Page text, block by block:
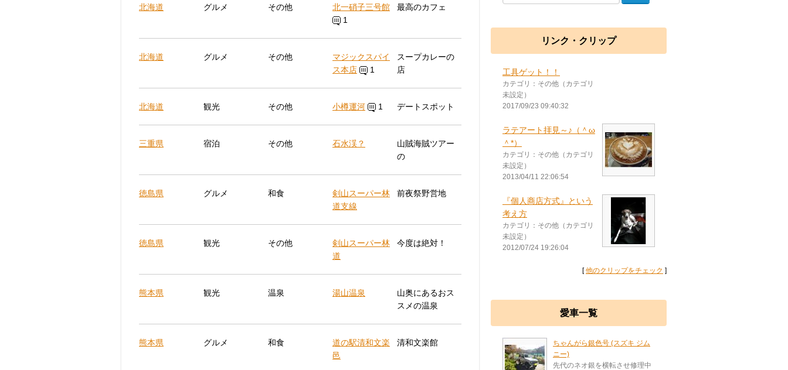
北海道 グルメ その他
北一硝子三号館
1
最高のカフェ
北海道 グルメ その他
マジックスパイ
ス本店
1
スープカレーの
店
北海道 観光 その他 小樽運河 1 デートスポット
三重県 宿泊 その他 石水渓？
山賊海賊ツアー
の
徳島県 グルメ 和食
剣山スーパー林
道支線
前夜祭野営地
徳島県 観光 その他
剣山スーパー林
道
今度は絶対！
熊本県 観光 温泉 湯山温泉
山奥にあるおス
スメの温泉
熊本県 グルメ 和食
道の駅清和文楽
邑
清和文楽館
リンク・クリップ
工具ゲット！！
カテゴリ：その他（カテゴリ
未設定）
2017/09/23 09:40:32
ラテアート拝見～♪（＾ω
＾*）
カテゴリ：その他（カテゴリ
未設定）
2013/04/11 22:06:54
『個人商店方式』という
考え方
カテゴリ：その他（カテゴリ
未設定）
2012/07/24 19:26:04
[他のクリップをチェック ]
愛車一覧
ちゃんがら銀色号 (スズキ ジム
ニー)
先代のネオ銀を横転させ修理中